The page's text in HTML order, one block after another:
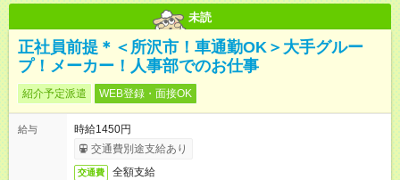
未読
正社員前提＊＜所沢市！車通勤OK＞大手グルー
プ！メーカー！人事部でのお仕事
紹介予定派遣 WEB登録・面接OK
給与
時給1450円
交通費別途支給あり
交通費 全額支給